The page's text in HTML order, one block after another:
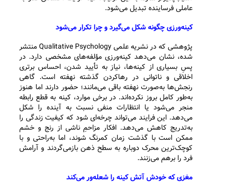
عاملی فرساینده تبدیل می‌شود.
کینه‌ورزی چگونه شکل می‌گیرد و چرا تکرار می‌شود
پژوهشی که در نشریه علمی Qualitative Psychology منتشر
شده، نشان می‌دهد کینه‌ورزی مؤلفه‌های مشخصی دارد. در
پسِ بسیاری از کینه‌ها، نیاز به تأیید شدن، احساس برتری
اخلاقی و ناتوانی در رهاکردن گذشته نهفته است. گاهی
رنجش‌ها به‌صورت نهفته باقی می‌مانند؛ حضور دارند اما هنوز
به‌طور کامل بروز نکرده‌اند. در برخی موارد، کینه به قطع رابطه
منجر می‌شود یا انتظارات منفی نسبت به آینده را شکل
می‌دهد. این فرایند می‌تواند چرخه‌ای شود که کیفیت زندگی را
به‌تدریج کاهش می‌دهد. افکار مزاحمِ ناشی از رنج و خشم
ممکن است با گذشت زمان کمرنگ شوند، اما به‌راحتی و با
کوچک‌ترین محرک دوباره به سطح ذهن بازمی‌گردند و آرامش
فرد را برهم می‌زنند.
مغزی که خودش آتش کینه را شعله‌ور می‌کند